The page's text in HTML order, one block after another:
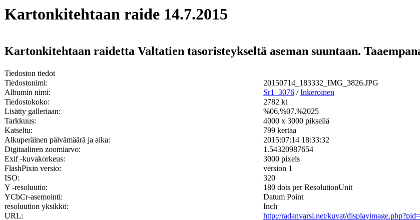
Kartonkitehtaan raide 14.7.2015
Kartonkitehtaan raidetta Valtatien tasoristeykseltä aseman suuntaan.
Tiedoston tiedot
Tiedostonimi:
20150714_183332_IMG_3826.JPG
Albumin nimi:
Sr1_3076 /Inkeroinen
Tiedostokoko:
2782 kt
Lisätty galleriaan:
%06.%07.%2025
Tarkkuus:
4000 x 3000 pikseliä
Katseltu:
799 kertaa
Alkuperäinen päivämäärä ja aika:
2015:07:14 18:33:32
Digitaalinen zoomiarvo:
1.54320987654
Exif -kuvakorkeus:
3000 pixels
FlashPixin versio:
version 1
ISO:
320
Y -resoluutio:
180 dots per ResolutionUnit
YCbCr-asemointi:
Datum Point
resoluution yksikkö:
Inch
URL:
http://radanvarsi.net/kuvat/